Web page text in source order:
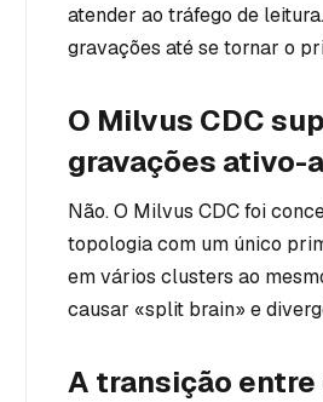
atender ao tráfego de
gravações até se tornar o
O Milvus CDC
gravações ativo-
Não. O Milvus CDC foi
topologia com um único
em vários clusters ao
causar «split brain» e
A transição